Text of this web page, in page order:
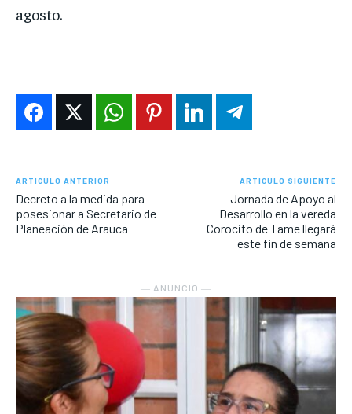
agosto.
ARTÍCULO ANTERIOR
Decreto a la medida para
posesionar a Secretario de
Planeación de Arauca
ARTÍCULO SIGUIENTE
Jornada de Apoyo al
Desarrollo en la vereda
Corocito de Tame llegará
este fin de semana
― ANUNCIO ―